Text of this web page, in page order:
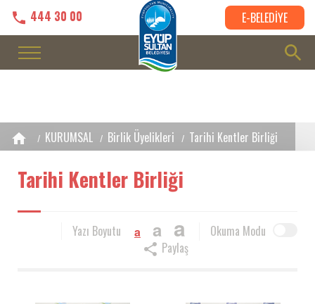
444 30 00 E-BELEDİYE
KURUMSAL Birlik Üyelikleri Tarihi Kentler Birliği
Tarihi Kentler Birliği
Okuma Modu
Yazı Boyutu a a a
Paylaş